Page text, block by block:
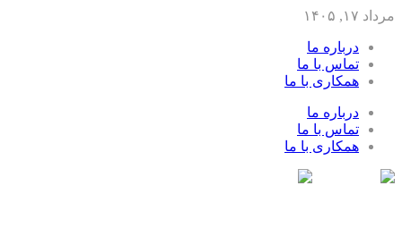
مرداد ۱۷, ۱۴۰۵
درباره ما
تماس با ما
همکاری با ما
درباره ما
تماس با ما
همکاری با ما